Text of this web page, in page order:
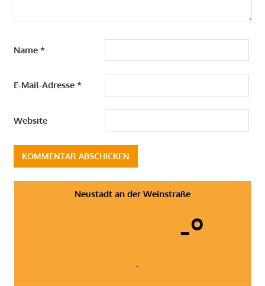
Name *
E-Mail-Adresse *
Website
Neustadt an der Weinstraße
-º
-